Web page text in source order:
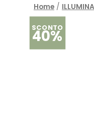
Home /
SCONTO
40%